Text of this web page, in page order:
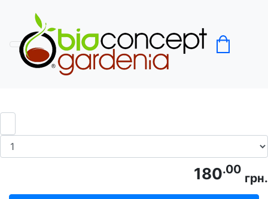
Головна
Лохина Еліот (2 л горщик; 1,5 річні)
180.00
грн.